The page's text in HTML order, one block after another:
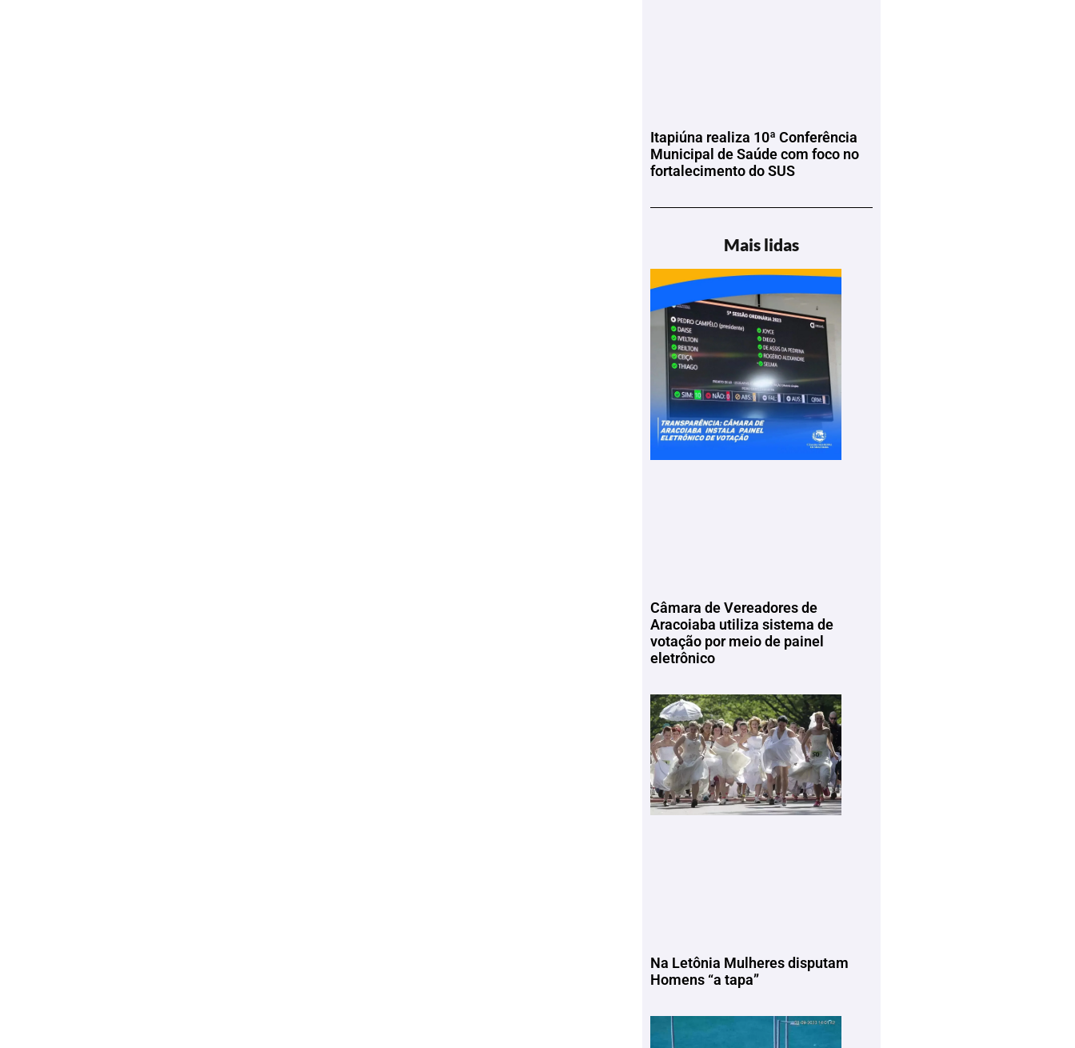
Itapiúna realiza 10ª Conferência
Municipal de Saúde com foco no
fortalecimento do SUS
Mais lidas
Câmara de Vereadores de
Aracoiaba utiliza sistema de
votação por meio de painel
eletrônico
Na Letônia Mulheres disputam
Homens “a tapa”